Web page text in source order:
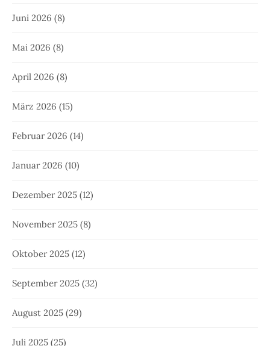
Juni 2026 (8)
Mai 2026 (8)
April 2026 (8)
März 2026 (15)
Februar 2026 (14)
Januar 2026 (10)
Dezember 2025 (12)
November 2025 (8)
Oktober 2025 (12)
September 2025 (32)
August 2025 (29)
Juli 2025 (25)